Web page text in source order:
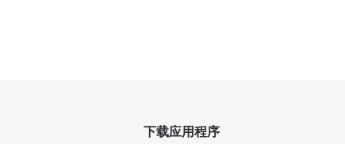
下载应用程序